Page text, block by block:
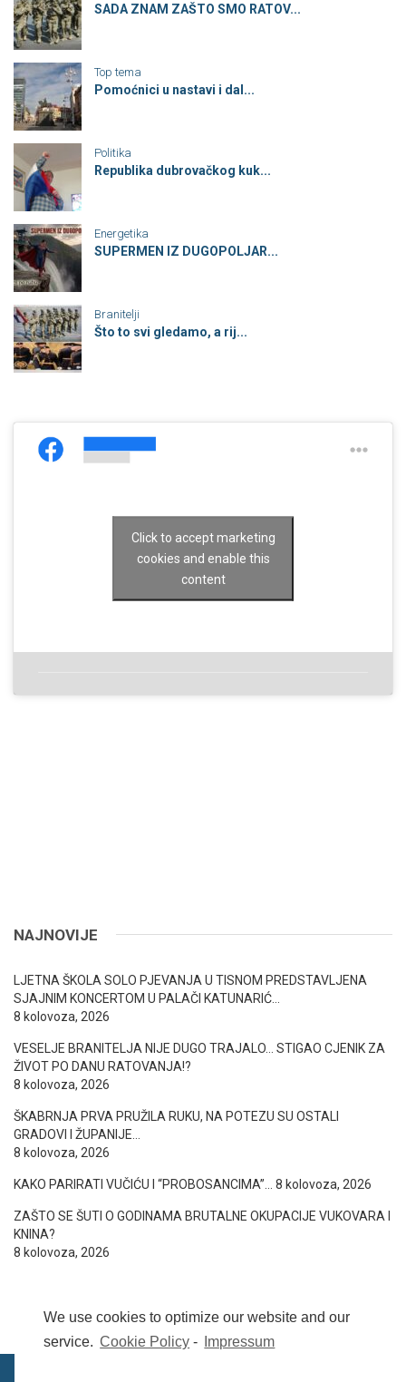
We use cookies to optimize our website and our
service. Cookie Policy - Impressum
SADA ZNAM ZAŠTO SMO RATOV...
Top tema
Pomoćnici u nastavi i dal...
Politika
Republika dubrovačkog kuk...
Energetika
SUPERMEN IZ DUGOPOLJAR...
Branitelji
Što to svi gledamo, a rij...
Click to accept marketing
cookies and enable this
content
NAJNOVIJE
LJETNA ŠKOLA SOLO PJEVANJA U TISNOM PREDSTAVLJENA
SJAJNIM KONCERTOM U PALAČI KATUNARIĆ…
8 kolovoza, 2026
VESELJE BRANITELJA NIJE DUGO TRAJALO… STIGAO CJENIK ZA
ŽIVOT PO DANU RATOVANJA!?
8 kolovoza, 2026
ŠKABRNJA PRVA PRUŽILA RUKU, NA POTEZU SU OSTALI
GRADOVI I ŽUPANIJE…
8 kolovoza, 2026
KAKO PARIRATI VUČIĆU I “PROBOSANCIMA”… 8 kolovoza, 2026
ZAŠTO SE ŠUTI O GODINAMA BRUTALNE OKUPACIJE VUKOVARA I
KNINA?
8 kolovoza, 2026